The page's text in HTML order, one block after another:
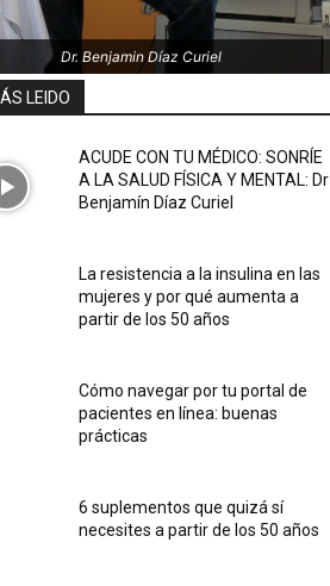
Dr. Benjamin Díaz Curiel
LEIDO
ACUDE CON TU MÉDICO: SONRÍE
A LA SALUD FÍSICA Y MENTAL: Dr
Benjamín Díaz Curiel
La resistencia a la insulina en las
mujeres y por qué aumenta a
partir de los 50 años
Cómo navegar por tu portal de
pacientes en línea: buenas
prácticas
6 suplementos que quizá sí
necesites a partir de los 50 años